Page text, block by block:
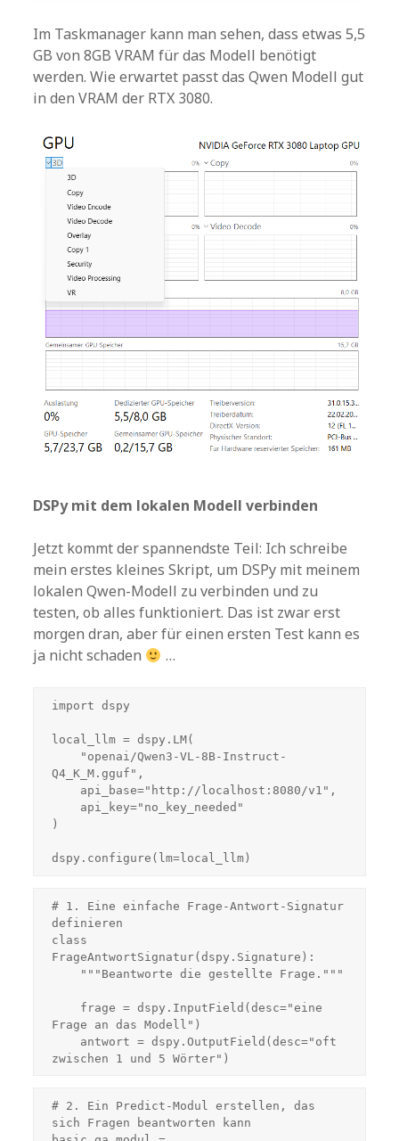
Im Taskmanager kann man sehen, dass etwas 5,5
GB von 8GB VRAM für das Modell benötigt
werden. Wie erwartet passt das Qwen Modell gut
in den VRAM der RTX 3080.
DSPy mit dem lokalen Modell verbinden
Jetzt kommt der spannendste Teil: Ich schreibe
mein erstes kleines Skript, um DSPy mit meinem
lokalen Qwen-Modell zu verbinden und zu
testen, ob alles funktioniert. Das ist zwar erst
morgen dran, aber für einen ersten Test kann es
ja nicht schaden
…
import dspy
local_llm = dspy.LM(
Q4_K_M.gguf",
)
dspy.configure(lm=local_llm)
# 1. Eine einfache Frage-Antwort-Signatur
definieren
class
FrageAntwortSignatur(dspy.Signature):
Frage an das Modell")
# 2. Ein Predict-Modul erstellen, das
sich Fragen beantworten kann